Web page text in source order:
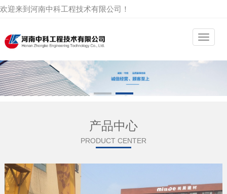
欢迎来到河南中科工程技术有限公司！
产品中心
PRODUCT CENTER